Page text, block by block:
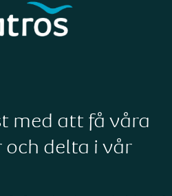
med att få våra
och delta i vår